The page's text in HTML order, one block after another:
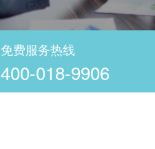
免费服务热线
400-018-9906